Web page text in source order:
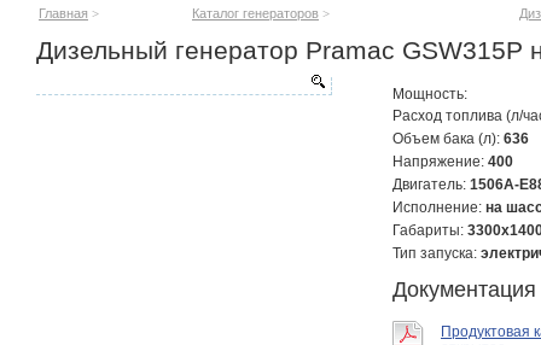
Главная > Каталог генераторов >
Дизельный генератор Pramac GSW315P
Мощность:
Расход топлива (л/
Объем бака (л): 636
Напряжение: 400
Двигатель: 1506A-
Исполнение: на
Габариты:
Тип запуска:
Документация
Продуктовая